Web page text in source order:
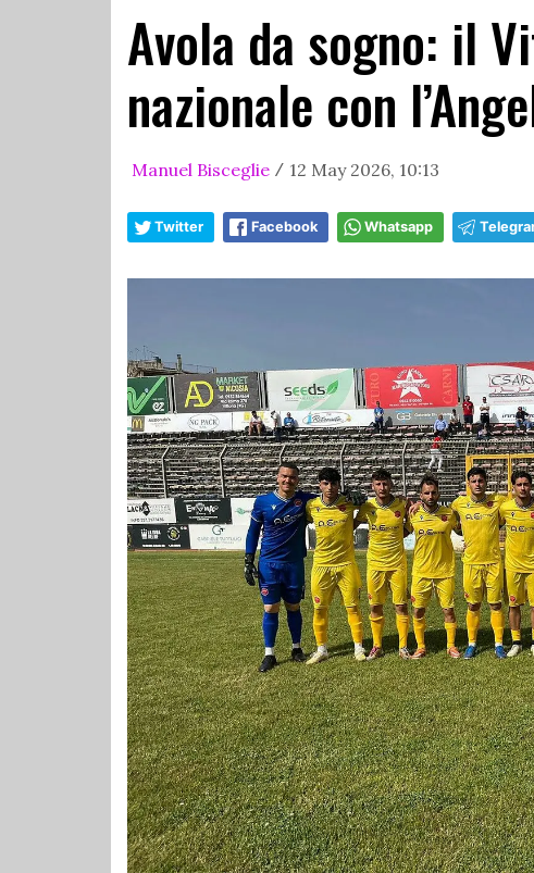
Avola da sogno: il
nazionale con
Manuel Bisceglie / 12 May 2026, 10:13
Twitter Facebook Whatsapp